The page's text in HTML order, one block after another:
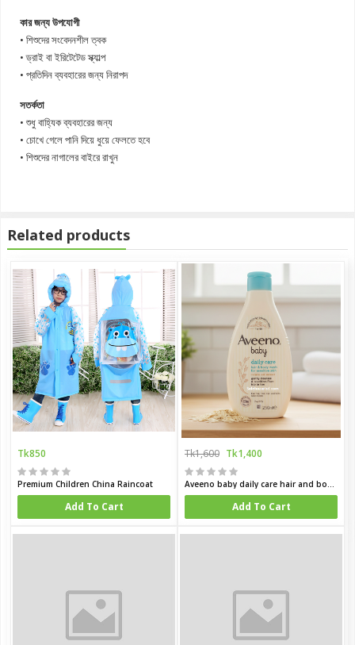
কার জন্য উপযোগী
• শিশুদের সংবেদনশীল ত্বক
• ড্রাই বা ইরিটেটেড স্ক্যাল্প
• প্রতিদিন ব্যবহারের জন্য নিরাপদ
সতর্কতা
• শুধু বাহ্যিক ব্যবহারের জন্য
• চোখে গেলে পানি দিয়ে ধুয়ে ফেলতে হবে
• শিশুদের নাগালের বাইরে রাখুন
Related products
Tk850
Premium Children China Raincoat
Add To Cart
Tk1,600 Tk1,400
Aveeno baby daily care hair and body wash for sensitive skin 250 ml
Add To Cart